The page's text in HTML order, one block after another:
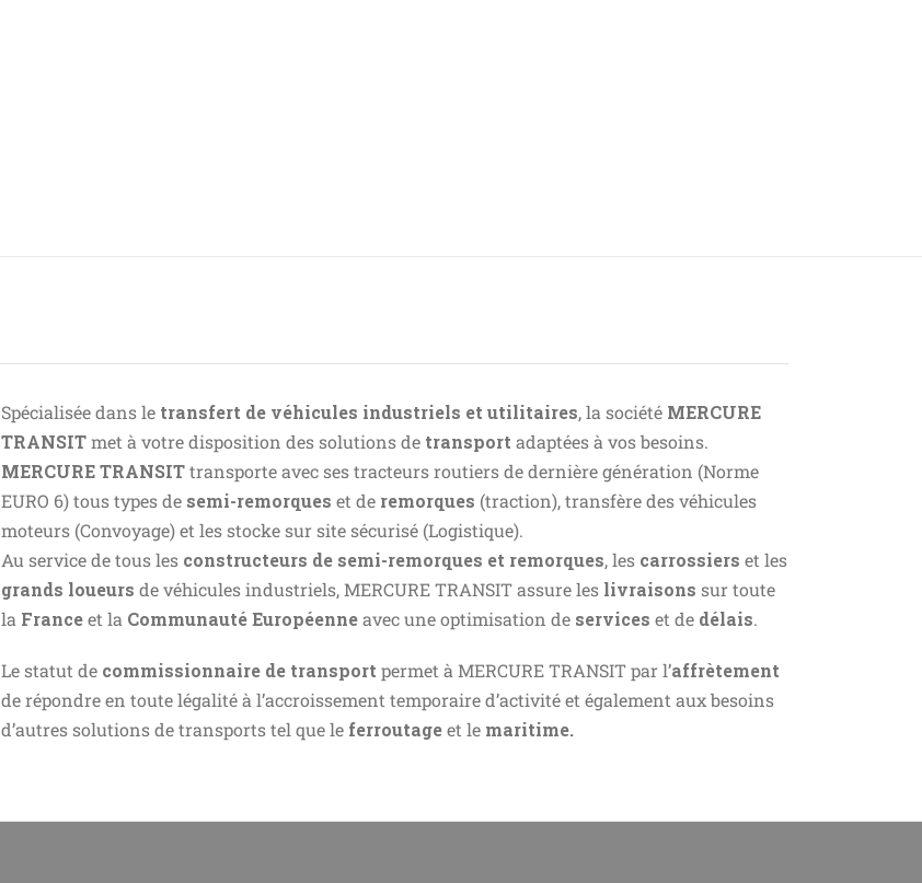
Spécialisée dans le transfert de véhicules industriels et utilitaires, la société MERCURE
TRANSITmet à votre disposition des solutions de transport adaptées à vos besoins.
MERCURE TRANSITtransporte avec ses tracteurs routiers de dernière génération (Norme
EURO 6) tous types de semi-remorques et de remorques (traction), transfère des véhicules
moteurs (Convoyage) et les stocke sur site sécurisé (Logistique).
Au service de tous les constructeurs de semi-remorques et remorques, les carrossiers et les
grands loueurs de véhicules industriels, MERCURE TRANSIT assure les livraisons sur toute
la Franceet la Communauté Européenneavec une optimisation de services et de délais.
Le statut de commissionnaire de transport permet à MERCURE TRANSIT par l’affrètement
de répondre en toute légalité à l’accroissement temporaire d’activité et également aux besoins
d’autres solutions de transports tel que le ferroutageet le maritime.